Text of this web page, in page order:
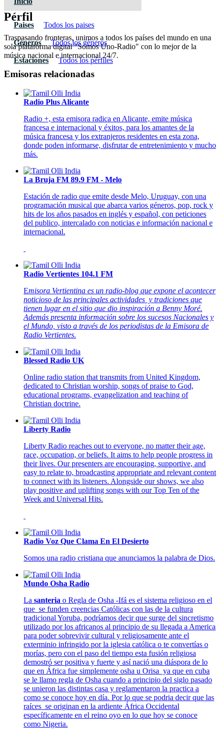
Paises Todos los paises
Géneros Todos los géneros
Estaciones Todos los pérfiles
Pérfil
Traspasando fronteras, unimos a todos los países del mundo en una
sola plataforma digital "Somos Uno-Radio" con lo mejor de la
música nacional e internacional 24/7.
Emisoras relacionadas
Radio Plus Alicante
Radio +, esta emisora radica en Alicante, emite música
francesa e internacional y éxitos, para los amantes de la
música francesa y los extranjeros residentes en esta zona,
donde poden informarse, disfrutar de entretenimiento y mucho
más.
La Bruja FM 89.9 FM - Melo
Estación de radio que emite desde Melo, Uruguay, con una
programación musical que abarca varios géneros, pop, rock y
hits de los años pasados en inglés y español, con peticiones
del publico, intercalado con noticias e información nacional e
internacional.
Radio Vertientes 104.1 FM
Emisora Vertientina es un radio-blog que expone el acontecer
noticioso de las principales actividades y tradiciones que
tienen lugar en el sitio que dio inspiración a Benny Moré.
Además presenta información sobre los sucesos Nacionales y
el Mundo, visto a través de los periodistas de la Emisora de
Radio Vertientes.
Blessed Radio UK
Online radio station that transmits from United Kingdom,
dedicated to Christian worship, songs of praise to God,
educational programs, evangelization and teaching of
Christian doctrine.
Liberty Radio
Liberty Radio reaches out to everyone, no matter their age,
race, occupation, or beliefs. It aims to help people progress in
their lives. Our presenters are encouraging, supportive, and
easy to relate to, broadcasting appropriate and relevant content
to connect with its listeners. Alongside our shows, we also
play positive and uplifting songs with our Top Ten of the
Week and Universal Hits.
Radio Voz Que Clama En El Desierto
Somos una radio cristiana que anunciamos la palabra de Dios.
Mundo Osha Radio
La santeria o Regla de Osha -Ifá es el sistema religioso en el
que se funden creencias Católicas con las de la cultura
tradicional Yoruba, podríamos decir que surge del sincretismo
utilizado por los africanos al principio de su llegada a America
para poder sobrevivir cultural y religiosamente ante el
exterminio infringido por la iglesia católica o te convertías o
morías, pero con el paso del tiempo esta fusión religiosa
demostró ser positiva y fuerte y así nació una diáspora de lo
que en África fue simplemente osha u Orisa ya que en cuba
se le llamo regla de Osha cuando a principio del siglo pasado
se unieron las distintas casa y reglamentaron la practica a
como se conoce hoy en día. Por lo que se podria decir que las
raíces se originan en la ardiente África Occidental
específicamente en el reino oyo en lo que hoy se conoce
como Nigeria.